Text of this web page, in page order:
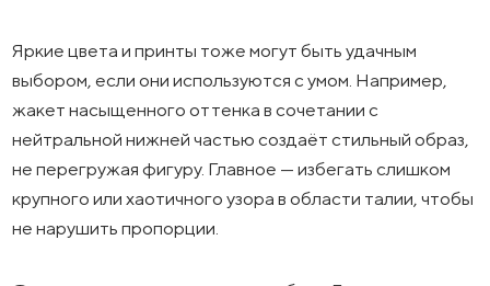
Яркие цвета и принты тоже могут быть удачным
выбором, если они используются с умом. Например,
жакет насыщенного оттенка в сочетании с
нейтральной нижней частью создаёт стильный образ,
не перегружая фигуру. Главное — избегать слишком
крупного или хаотичного узора в области талии, чтобы
не нарушить пропорции.